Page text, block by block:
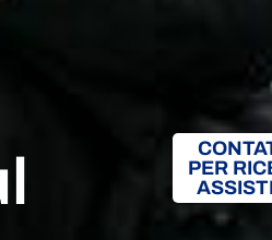
PER